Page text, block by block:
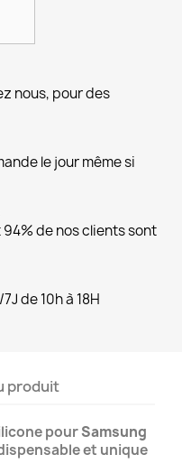
nous, pour des
le jour même si
de nos clients sont
de 10h à 18H
produit
pourSamsung
et unique